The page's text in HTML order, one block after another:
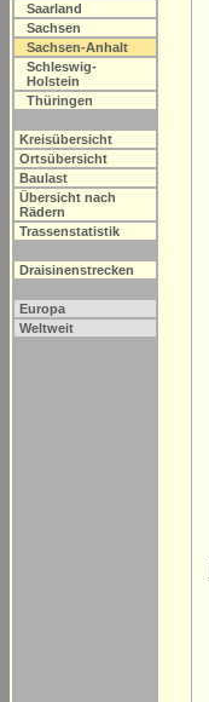
Saarland
Sachsen
Sachsen-Anhalt
Schleswig-
Holstein
Thüringen
Kreisübersicht
Ortsübersicht
Baulast
Übersicht nach
Rädern
Trassenstatistik
Draisinenstrecken
Europa
Weltweit